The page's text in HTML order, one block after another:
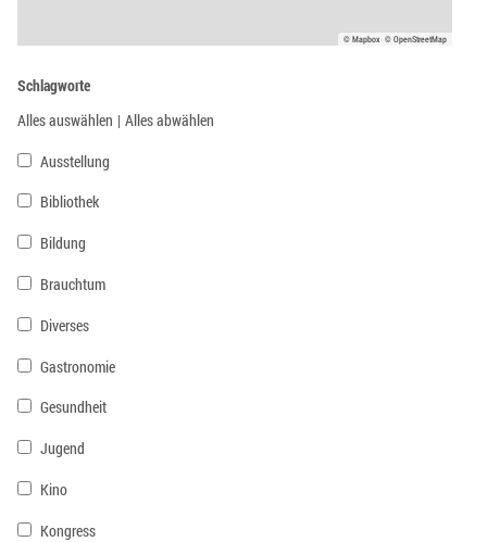
© Mapbox © OpenStreetMap
Schlagworte
Alles auswählen | Alles abwählen
Ausstellung
Bibliothek
Bildung
Brauchtum
Diverses
Gastronomie
Gesundheit
Jugend
Kino
Kongress